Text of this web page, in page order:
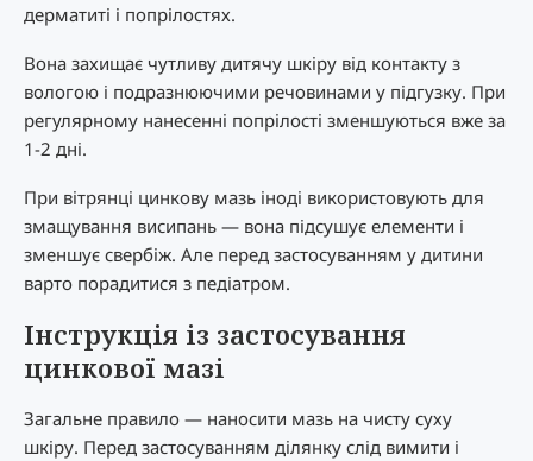
дерматиті і попрілостях.
Вона захищає чутливу дитячу шкіру від контакту з
вологою і подразнюючими речовинами у підгузку. При
регулярному нанесенні попрілості зменшуються вже за
1-2 дні.
При вітрянці цинкову мазь іноді використовують для
змащування висипань — вона підсушує елементи і
зменшує свербіж. Але перед застосуванням у дитини
варто порадитися з педіатром.
Інструкція із застосування
цинкової мазі
Загальне правило — наносити мазь на чисту суху
шкіру. Перед застосуванням ділянку слід вимити і